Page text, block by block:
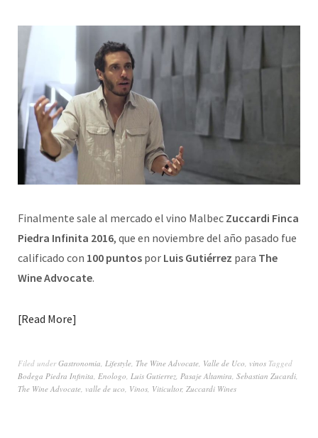
Finalmente sale al mercado el vino Malbec Zuccardi Finca
Piedra Infinita 2016, que en noviembre del año pasado fue
calificado con 100 puntos por Luis Gutiérrez para The
Wine Advocate.
Read More
Filed underGastronomia Lifestyle The Wine Advocate Valle de Uco vinos Tagged
Bodega Piedra Infinita Enologo Luis Gutierrez Pasaje Altamira Sebastian Zucardi
The Wine Advocate valle de uco Vinos Viticultor, Zuccardi Wines